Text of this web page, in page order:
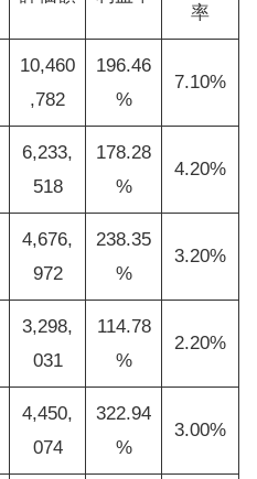
率
10,460
,782
196.46
%
7.10%
6,233,
518
178.28
%
4.20%
4,676,
972
238.35
%
3.20%
3,298,
031
114.78
%
2.20%
4,450,
074
322.94
%
3.00%